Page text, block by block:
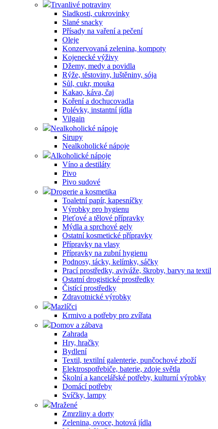
Trvanlivé potraviny
Sladkosti, cukrovinky
Slané snacky
Přísady na vaření a pečení
Oleje
Konzervovaná zelenina, kompoty
Kojenecké výživy
Džemy, medy a povidla
Rýže, těstoviny, luštěniny, sója
Sůl, cukr, mouka
Kakao, káva, čaj
Koření a dochucovadla
Polévky, instantní jídla
Vilgain
Nealkoholické nápoje
Sirupy
Nealkoholické nápoje
Alkoholické nápoje
Víno a destiláty
Pivo
Pivo sudové
Drogerie a kosmetika
Toaletní papír, kapesníčky
Výrobky pro hygienu
Pleťové a tělové přípravky
Mýdla a sprchové gely
Ostatní kosmetické přípravky
Přípravky na vlasy
Přípravky na zubní hygienu
Podnosy, tácky, kelímky, sáčky
Prací prostředky, aviváže, škroby, barvy na textil
Ostatní drogistické prostředky
Čistící prostředky
Zdravotnické výrobky
Mazlíčci
Krmivo a potřeby pro zvířata
Domov a zábava
Zahrada
Hry, hračky
Bydlení
Textil, textilní galenterie, punčochové zboží
Elektrospotřebiče, baterie, zdoje světla
Školní a kancelářské potřeby, kulturní výrobky
Domácí potřeby
Svíčky, lampy
Mražené
Zmrzliny a dorty
Zelenina, ovoce, hotová jídla